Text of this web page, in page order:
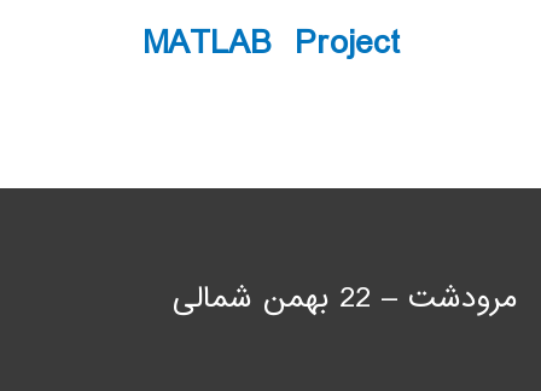
MATLAB Project
مرودشت – 22 بهمن شمالی